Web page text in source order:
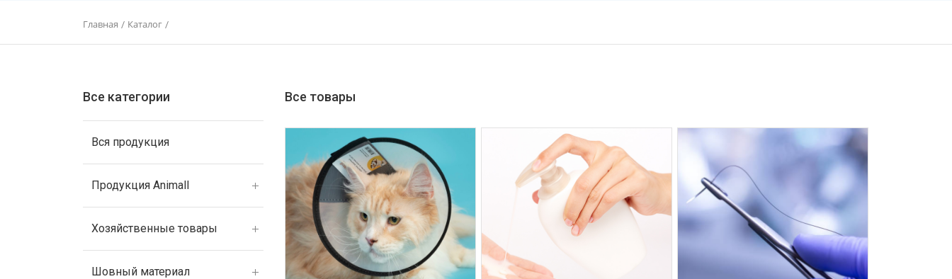
Главная / Каталог /
Все категории
Вся продукция
Продукция Animall
Хозяйственные товары
Шовный материал
Все товары